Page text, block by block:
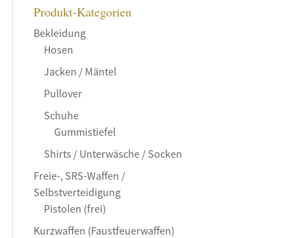
Produkt-Kategorien
Bekleidung
Hosen
Jacken / Mäntel
Pullover
Schuhe
Gummistiefel
Shirts / Unterwäsche / Socken
Freie-, SRS-Waffen /
Selbstverteidigung
Pistolen (frei)
Kurzwaffen (Faustfeuerwaffen)